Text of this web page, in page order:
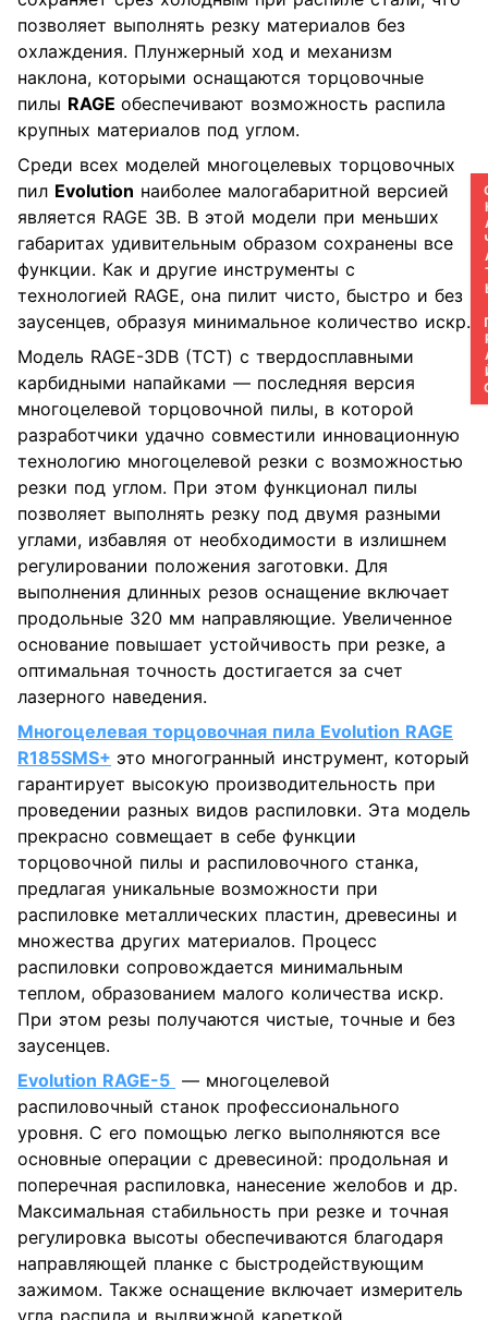
позволяет выполнять резку материалов без
охлаждения. Плунжерный ход и механизм
наклона, которыми оснащаются торцовочные
пилы RAGE обеспечивают возможность распила
крупных материалов под углом.
Среди всех моделей многоцелевых торцовочных
пил Evolution наиболее малогабаритной версией
является RAGE 3B. В этой модели при меньших
габаритах удивительным образом сохранены все
функции. Как и другие инструменты с
технологией RAGE, она пилит чисто, быстро и без
заусенцев, образуя минимальное количество искр.
Модель RAGE-3DB (ТСТ) с твердосплавными
карбидными напайками — последняя версия
многоцелевой торцовочной пилы, в которой
разработчики удачно совместили инновационную
технологию многоцелевой резки с возможностью
резки под углом. При этом функционал пилы
позволяет выполнять резку под двумя разными
углами, избавляя от необходимости в излишнем
регулировании положения заготовки. Для
выполнения длинных резов оснащение включает
продольные 320 мм направляющие. Увеличенное
основание повышает устойчивость при резке, а
оптимальная точность достигается за счет
лазерного наведения.
Многоцелевая торцовочная пила Evolution RAGE
R185SMS+ это многогранный инструмент, который
гарантирует высокую производительность при
проведении разных видов распиловки. Эта модель
прекрасно совмещает в себе функции
торцовочной пилы и распиловочного станка,
предлагая уникальные возможности при
распиловке металлических пластин, древесины и
множества других материалов. Процесс
распиловки сопровождается минимальным
теплом, образованием малого количества искр.
При этом резы получаются чистые, точные и без
заусенцев.
Evolution RAGE-5 — многоцелевой
распиловочный станок профессионального
уровня. С его помощью легко выполняются все
основные операции с древесиной: продольная и
поперечная распиловка, нанесение желобов и др.
Максимальная стабильность при резке и точная
регулировка высоты обеспечиваются благодаря
направляющей планке с быстродействующим
зажимом. Также оснащение включает измеритель
угла распила и выдвижной кареткой.